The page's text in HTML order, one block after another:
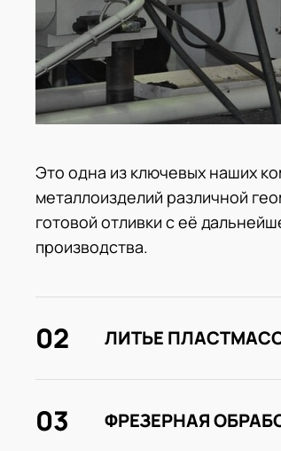
Это одна из ключевых наших
металлоизделий различной
готовой отливки с её
производства.
ЛИТЬЕ
02
ФРЕЗЕРНАЯ
03